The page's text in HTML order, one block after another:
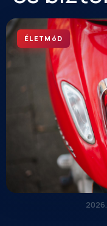
ÉLETMóD